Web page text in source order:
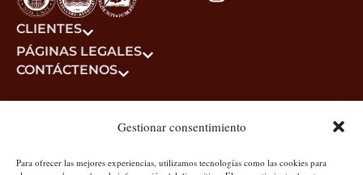
Gestionar consentimiento
Para ofrecer las mejores experiencias, utilizamos tecnologías como las cookies para
CLIENTES
PÁGINAS LEGALES
CONTÁCTENOS